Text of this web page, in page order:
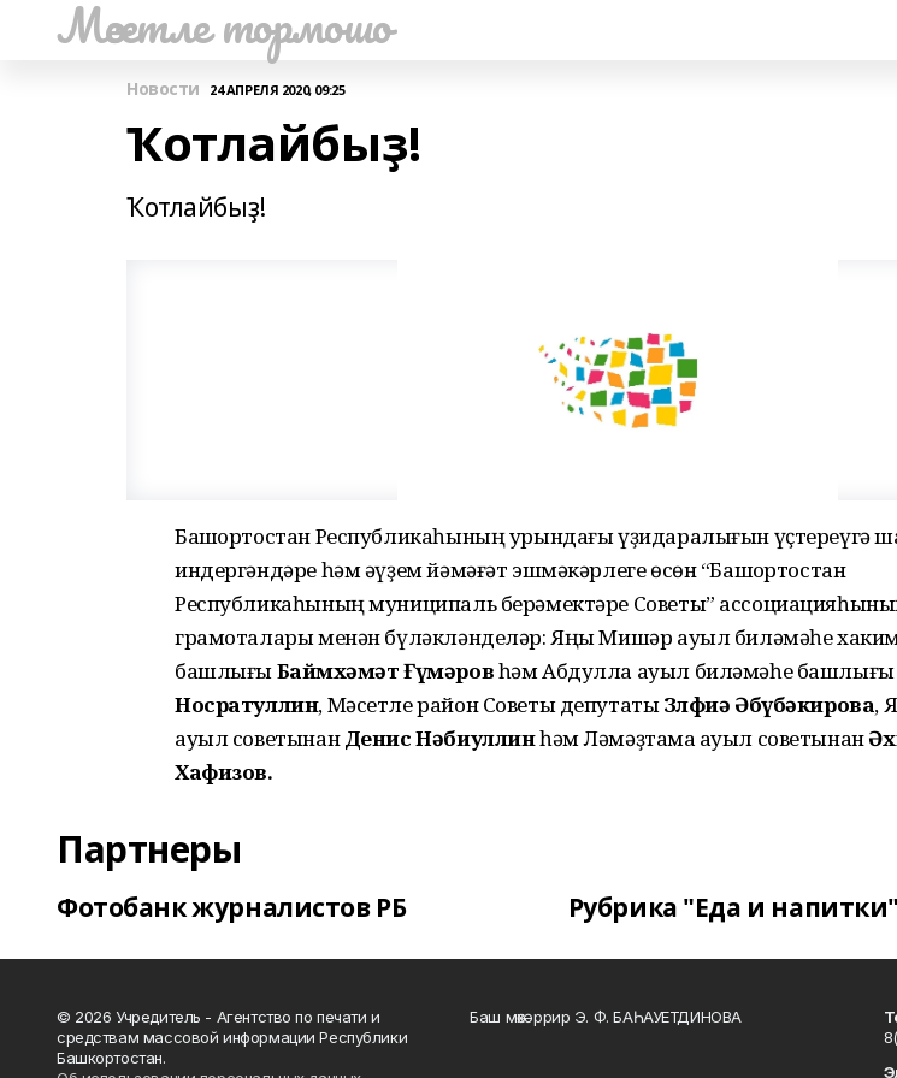
Мәсетле тормошо
Новости 24 АПРЕЛЯ 2020, 09:25
Ҡотлайбыҙ!
Ҡотлайбыҙ!
Башҡортостан Республикаһының урындағы үҙидаралығын үҫтереүгә
индергәндәре һәм әүҙем йәмәғәт эшмәкәрлеге өсөн “Башҡортостан
Республикаһының муниципаль берәмектәре Советы”
грамоталары менән бүләкләнделәр: Яңы Мишәр ауыл биләмәһе
башлығыБаймөхәмәт Ғүмәровһәм Абдулла ауыл биләмәһе
Носратуллин, Мәсетле район Советы депутатыЗөлфиә Әбүбәкирова,
ауыл советынанДенис Нәбиуллинһәм Ләмәҙтамаҡ ауыл советынан
Хафизов.
Партнеры
Фотобанк журналистов РБ Рубрика "Еда и напитки"
© 2026 Учредитель - Агентство по печати и
средствам массовой информации Республики
Башкортостан.
Баш мөхәррир Э. Ф. БАҺАУЕТДИНОВА